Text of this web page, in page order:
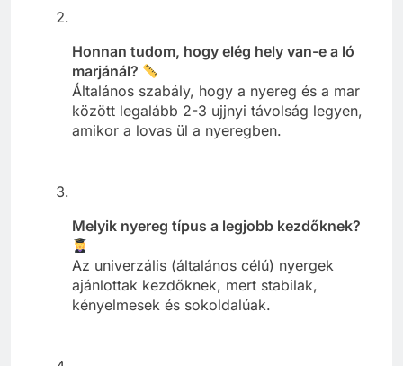
Honnan tudom, hogy elég hely van-e a ló
marjánál?
Általános szabály, hogy a nyereg és a mar
között legalább 2-3 ujjnyi távolság legyen,
amikor a lovas ül a nyeregben.
Melyik nyereg típus a legjobb kezdőknek?
Az univerzális (általános célú) nyergek
ajánlottak kezdőknek, mert stabilak,
kényelmesek és sokoldalúak.